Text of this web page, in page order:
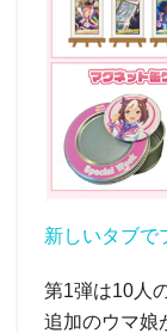
新しいタブで
第1弾は10人
追加のウマ娘